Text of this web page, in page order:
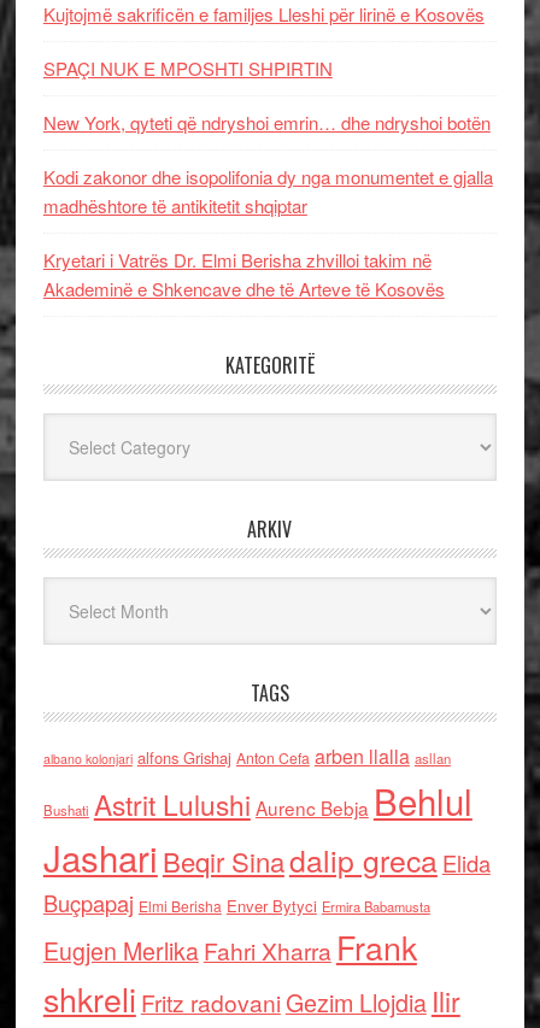
Kujtojmë sakrificën e familjes Lleshi për lirinë e Kosovës
SPAÇI NUK E MPOSHTI SHPIRTIN
New York, qyteti që ndryshoi emrin… dhe ndryshoi botën
Kodi zakonor dhe isopolifonia dy nga monumentet e gjalla
madhështore të antikitetit shqiptar
Kryetari i Vatrës Dr. Elmi Berisha zhvilloi takim në
Akademinë e Shkencave dhe të Arteve të Kosovës
KATEGORITË
ARKIV
TAGS
albano kolonjari alfons Grishaj Anton Cefa arben llalla asllan
Bushati Astrit Lulushi Aurenc Bebja Behlul
Jashari Beqir Sinadalip grecaElida
Buçpapaj Elmi Berisha Enver Bytyci Ermira Babamusta
Eugjen MerlikaFahri Xharra Frank
shkreli Fritz radovaniGezim Llojdia Ilir